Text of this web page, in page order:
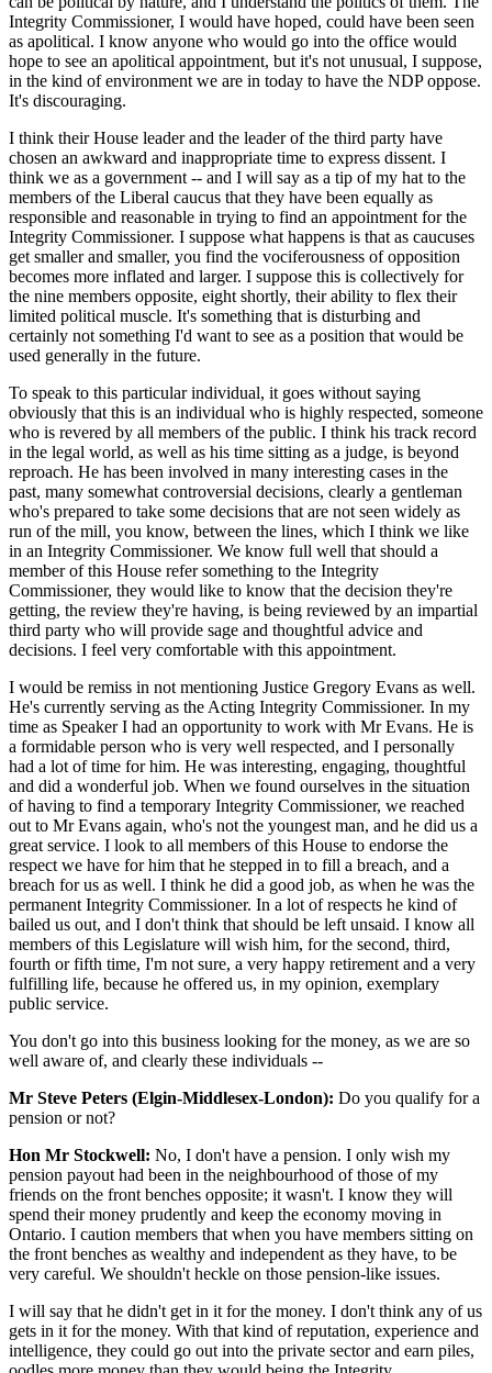
Integrity Commissioner, I would have hoped, could have been seen
as apolitical. I know anyone who would go into the office would
hope to see an apolitical appointment, but it's not unusual, I suppose,
in the kind of environment we are in today to have the NDP oppose.
It's discouraging.
I think their House leader and the leader of the third party have
chosen an awkward and inappropriate time to express dissent. I
think we as a government -- and I will say as a tip of my hat to the
members of the Liberal caucus that they have been equally as
responsible and reasonable in trying to find an appointment for the
Integrity Commissioner. I suppose what happens is that as caucuses
get smaller and smaller, you find the vociferousness of opposition
becomes more inflated and larger. I suppose this is collectively for
the nine members opposite, eight shortly, their ability to flex their
limited political muscle. It's something that is disturbing and
certainly not something I'd want to see as a position that would be
used generally in the future.
To speak to this particular individual, it goes without saying
obviously that this is an individual who is highly respected, someone
who is revered by all members of the public. I think his track record
in the legal world, as well as his time sitting as a judge, is beyond
reproach. He has been involved in many interesting cases in the
past, many somewhat controversial decisions, clearly a gentleman
who's prepared to take some decisions that are not seen widely as
run of the mill, you know, between the lines, which I think we like
in an Integrity Commissioner. We know full well that should a
member of this House refer something to the Integrity
Commissioner, they would like to know that the decision they're
getting, the review they're having, is being reviewed by an impartial
third party who will provide sage and thoughtful advice and
decisions. I feel very comfortable with this appointment.
I would be remiss in not mentioning Justice Gregory Evans as well.
He's currently serving as the Acting Integrity Commissioner. In my
time as Speaker I had an opportunity to work with Mr Evans. He is
a formidable person who is very well respected, and I personally
had a lot of time for him. He was interesting, engaging, thoughtful
and did a wonderful job. When we found ourselves in the situation
of having to find a temporary Integrity Commissioner, we reached
out to Mr Evans again, who's not the youngest man, and he did us a
great service. I look to all members of this House to endorse the
respect we have for him that he stepped in to fill a breach, and a
breach for us as well. I think he did a good job, as when he was the
permanent Integrity Commissioner. In a lot of respects he kind of
bailed us out, and I don't think that should be left unsaid. I know all
members of this Legislature will wish him, for the second, third,
fourth or fifth time, I'm not sure, a very happy retirement and a very
fulfilling life, because he offered us, in my opinion, exemplary
public service.
You don't go into this business looking for the money, as we are so
well aware of, and clearly these individuals --
Mr Steve Peters (Elgin-Middlesex-London): Do you qualify for a
pension or not?
Hon Mr Stockwell: No, I don't have a pension. I only wish my
pension payout had been in the neighbourhood of those of my
friends on the front benches opposite; it wasn't. I know they will
spend their money prudently and keep the economy moving in
Ontario. I caution members that when you have members sitting on
the front benches as wealthy and independent as they have, to be
very careful. We shouldn't heckle on those pension-like issues.
I will say that he didn't get in it for the money. I don't think any of us
gets in it for the money. With that kind of reputation, experience and
intelligence, they could go out into the private sector and earn piles,